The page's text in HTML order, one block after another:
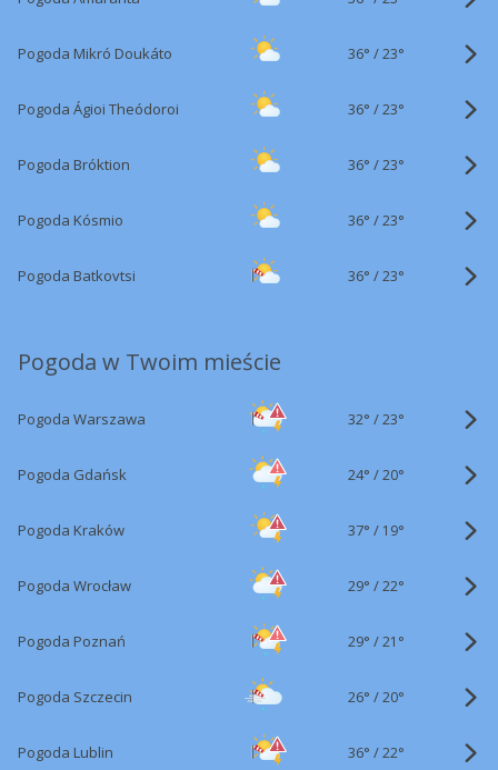
Pogoda Mikró Doukáto 36° /23°
Pogoda Ágioi Theódoroi 36° /23°
Pogoda Bróktion 36° /23°
Pogoda Kósmio 36° /23°
Pogoda Batkovtsi 36° /23°
Pogoda w Twoim mieście
Pogoda Warszawa 32° /23°
Pogoda Gdańsk 24° /20°
Pogoda Kraków 37° / 19°
Pogoda Wrocław 29° /22°
Pogoda Poznań 29° /21°
Pogoda Szczecin 26° /20°
Pogoda Lublin 36° /22°